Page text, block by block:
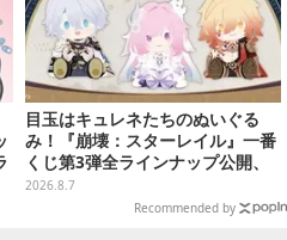
目玉はキュレネたちのぬいぐる
み！『崩壊：スターレイル』一番
くじ第3弾全ラインナップ公開、
美麗ビジュアルのアクリルボード
2026.8.7
Recommended by